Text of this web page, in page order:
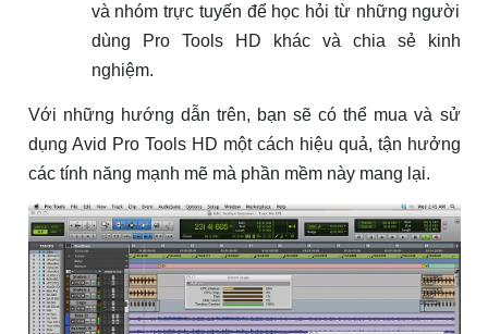
và nhóm trực tuyến để học hỏi từ những người
dùng Pro Tools HD khác và chia sẻ kinh
nghiệm.
Với những hướng dẫn trên, bạn sẽ có thể mua và sử
dụng Avid Pro Tools HD một cách hiệu quả, tận hưởng
các tính năng mạnh mẽ mà phần mềm này mang lại.